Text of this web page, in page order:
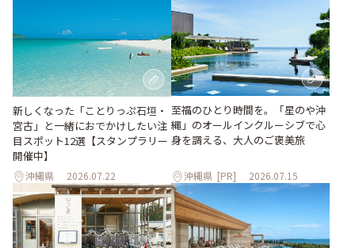
新しくなった「ことりっぷ石垣・
宮古」と一緒におでかけしたい注
目スポット12選【スタンプラリー
開催中】
沖縄県 2026.07.22
至福のひとり時間を。「星のや沖
縄」のオールインクルーシブで心
身を調える、大人のご褒美旅
沖縄県 [PR] 2026.07.15